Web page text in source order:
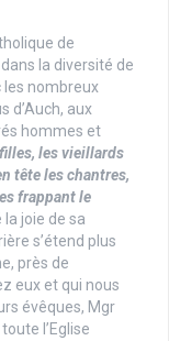
de
la diversité de
les nombreux
d’Auch, aux
hommes et
les vieillards
tête les chantres,
frappant le
la joie de sa
s’étend plus
près de
eux et qui nous
évêques, Mgr
l’Eglise